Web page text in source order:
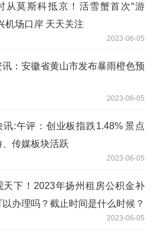
从莫斯科抵京！活雪蟹首次“游
机场口岸 天天关注
2023-06-05
讯：安徽省黄山市发布暴雨橙色预
2023-06-05
讯:午评：创业板指跌1.48% 景点
、传媒板块活跃
2023-06-05
天下！2023年扬州租房公积金补
办理吗？截止时间是什么时候？
2023-06-05